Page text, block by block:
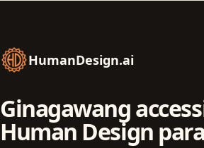
HumanDesign.ai
Ginagawang
Human Design